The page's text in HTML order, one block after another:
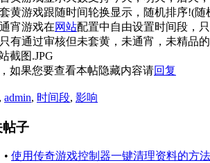
黄游戏跟随时间轮换显示，随机排序!(随
宵游戏在网站配置中自由设置时间段，
有通过审核但未套黄，未通宵，未精品
如果您要查看本帖隐藏内容请回复
, admin, 时间段, 影响
子
• 使用传奇游戏控制器一键清理资料的方法